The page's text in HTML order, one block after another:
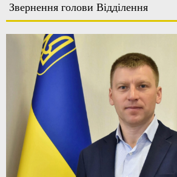
Звернення голови Відділення